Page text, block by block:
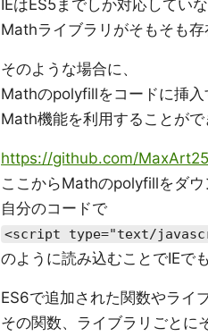
IEはES5までしか対応してい
Mathライブラリがそもそも存
そのような場合に、
Mathのpolyfillをコードに挿入
Math機能を利用することがで
https://github.com/
ここからMathのpolyfillをダウ
自分のコードで
<script type="text/
のように読み込むことでIEで
ES6で追加された関数やライ
その関数、ライブラリごとに